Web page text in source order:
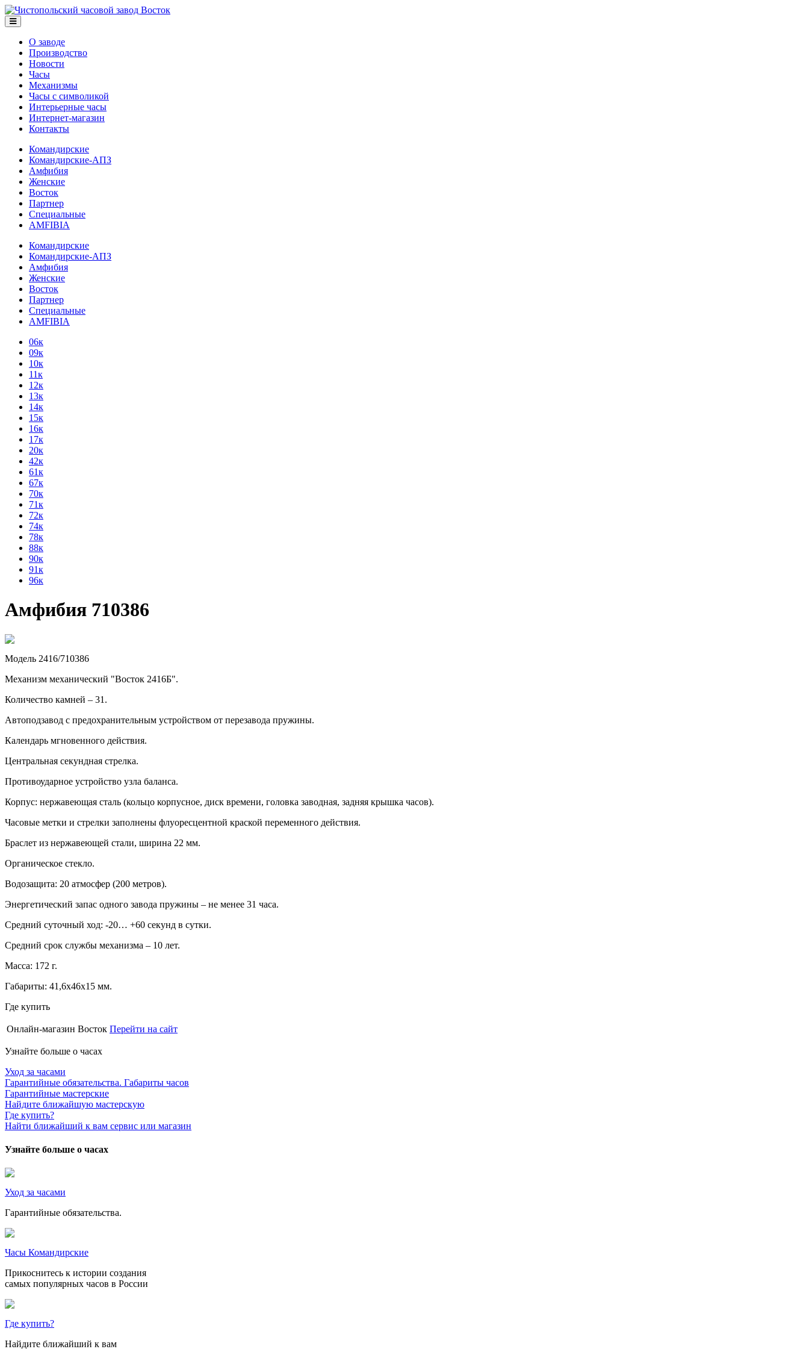
О заводе
Производство
Новости
Часы
Механизмы
Часы с символикой
Интерьерные часы
Интернет-магазин
Контакты
Командирские
Командирские-АПЗ
Амфибия
Женские
Восток
Партнер
Специальные
AMFIBIA
Командирские
Командирские-АПЗ
Амфибия
Женские
Восток
Партнер
Специальные
AMFIBIA
06к
09к
10к
11к
12к
13к
14к
15к
16к
17к
20к
42к
61к
67к
70к
71к
72к
74к
78к
88к
90к
91к
96к
Амфибия 710386
Модель 2416/710386
Механизм механический "Восток 2416Б".
Количество камней – 31.
Автоподзавод с предохранительным устройством от перезавода пружины.
Календарь мгновенного действия.
Центральная секундная стрелка.
Противоударное устройство узла баланса.
Корпус: нержавеющая сталь (кольцо корпусное, диск времени, головка заводная, задняя крышка часов).
Часовые метки и стрелки заполнены флуоресцентной краской переменного действия.
Браслет из нержавеющей стали, ширина 22 мм.
Органическое стекло.
Водозащита: 20 атмосфер (200 метров).
Энергетический запас одного завода пружины – не менее 31 часа.
Средний суточный ход: -20… +60 секунд в сутки.
Средний срок службы механизма – 10 лет.
Масса: 172 г.
Габариты: 41,6х46х15 мм.
Где купить
Онлайн-магазин Восток Перейти на сайт
Узнайте больше о часах
Уход за часами
Гарантийные обязательства. Габариты часов
Гарантийные мастерские
Найдите ближайшую мастерскую
Где купить?
Найти ближайший к вам сервис или магазин
Узнайте больше о часах
Уход за часами
Гарантийные обязательства.
Часы Командирские
Прикоснитесь к истории создания
самых популярных часов в России
Где купить?
Найдите ближайший к вам